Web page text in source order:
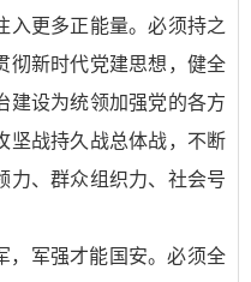
入更多正能量。必须持之
彻新时代党建思想，健全
建设为统领加强党的各方
坚战持久战总体战，不断
力、群众组织力、社会号
，军强才能国安。必须全